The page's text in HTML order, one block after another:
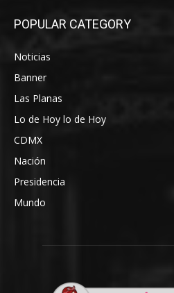
POPULAR CATEGORY
Noticias
Banner
Las Planas
Lo de Hoy lo de Hoy
CDMX
Nación
Presidencia
Mundo